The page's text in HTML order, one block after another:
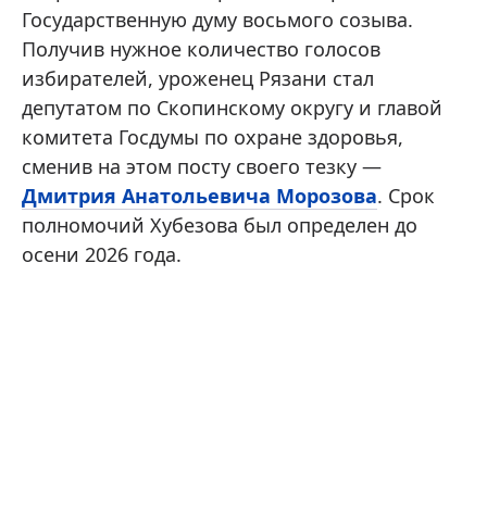
Государственную думу восьмого созыва.
Получив нужное количество голосов
избирателей, уроженец Рязани стал
депутатом по Скопинскому округу и главой
комитета Госдумы по охране здоровья,
сменив на этом посту своего тезку —
Дмитрия Анатольевича Морозова. Срок
полномочий Хубезова был определен до
осени 2026 года.